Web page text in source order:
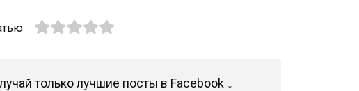
только лучшие посты в Facebook ↓